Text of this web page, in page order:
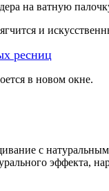
на ватную
и
ресниц
в новом окне.
с
эффекта,